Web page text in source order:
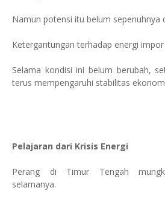
Namun potensi itu belum sepenuhnya
Ketergantungan terhadap energi
Selama kondisi ini belum berubah,
terus mempengaruhi stabilitas
Pelajaran dari Krisis Energi
Perang di Timur Tengah
selamanya.